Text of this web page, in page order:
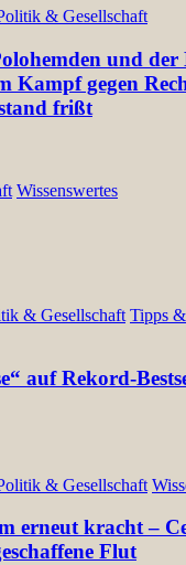
& Gesellschaft
und
Kampf gegen
frißt
Wissenswertes
& Gesellschaft Tipps
auf Rekord-
& Gesellschaft
erneut kracht –
Flut